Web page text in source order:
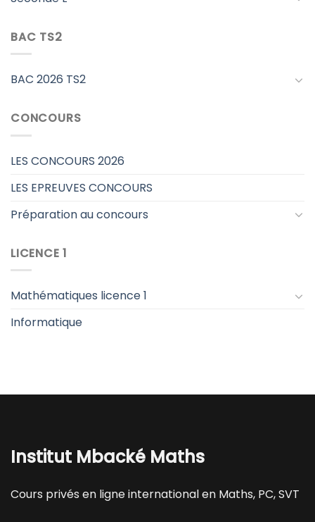
BAC TS2
BAC 2026 TS2
CONCOURS
LES CONCOURS 2026
LES EPREUVES CONCOURS
Préparation au concours
LICENCE 1
Mathématiques licence 1
Informatique
Institut Mbacké Maths
Cours privés en ligne international en Maths, PC, SVT